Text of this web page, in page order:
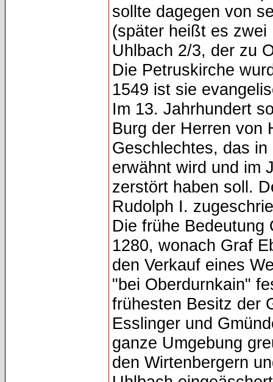
sollte dagegen von
(später heißt es zwei
Uhlbach 2/3, der zu
Die Petruskirche
1549 ist sie
Im 13. Jahrhundert
Burg der Herren von
Geschlechtes, das
erwähnt wird und im
zerstört haben soll.
Rudolph I.
Die frühe Bedeutung
1280, wonach Graf
den Verkauf eines
"bei Oberdurnkain"
frühesten Besitz der
Esslinger und
ganze Umgebung
den Wirtenbergern